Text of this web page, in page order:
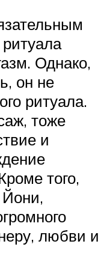
Однако,
он не
ритуала.
тоже
и
того,
любви и